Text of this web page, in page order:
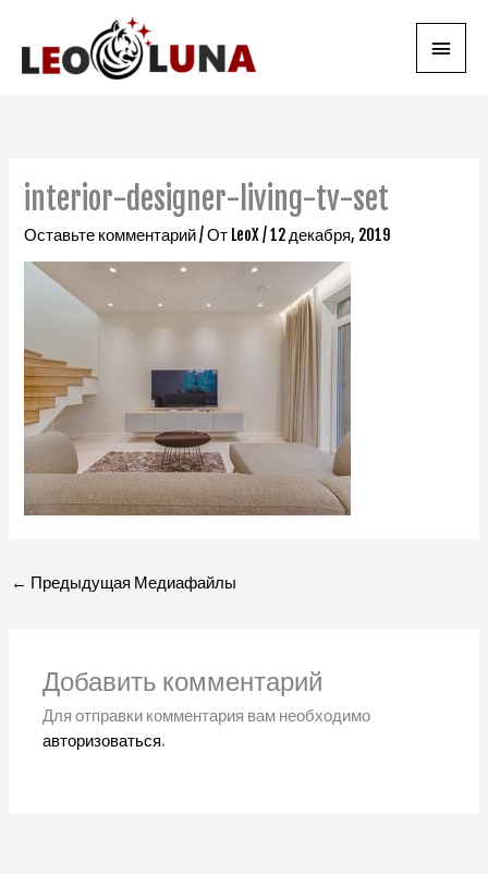
содержимому
interior-designer-living-tv-set
Оставьте комментарий/ От LeoX/12 декабря, 2019
← Предыдущая Медиафайлы
Добавить комментарий
Для отправки комментария вам необходимо
авторизоваться.